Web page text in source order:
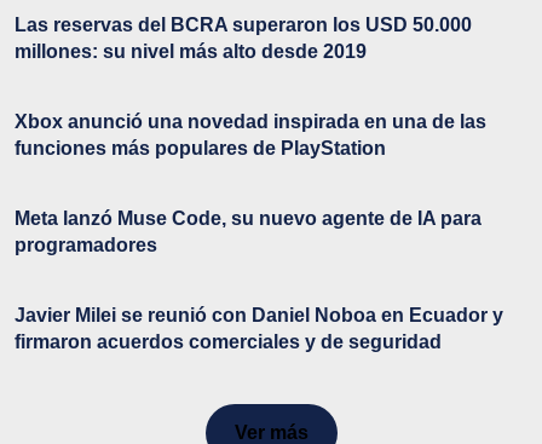
Las reservas del BCRA superaron los USD 50.000
millones: su nivel más alto desde 2019
Xbox anunció una novedad inspirada en una de las
funciones más populares de PlayStation
Meta lanzó Muse Code, su nuevo agente de IA para
programadores
Javier Milei se reunió con Daniel Noboa en Ecuador y
firmaron acuerdos comerciales y de seguridad
Ver más